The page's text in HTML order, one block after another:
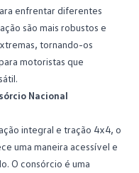
enfrentar diferentes
são mais robustos e
tornando-os
motoristas que
Nacional
integral e tração 4x4, o
uma maneira acessível e
O consórcio é uma